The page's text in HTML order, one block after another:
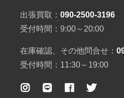
出張買取： 090-2500-3196
受付時間：9:00～20:00
在庫確認、その他問合せ：
受付時間：11:30～19:00